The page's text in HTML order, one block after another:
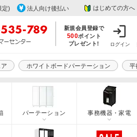
定) 法人向け後払い はじめての方へ
新規会員登録で
500ポイント
プレゼント!
ログイン
ホワイトボードパーテーション 平
パーテーション 事務機器・家電